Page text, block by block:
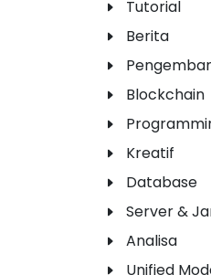
Tutorial
Berita
Blockchain
Kreatif
Database
Server &
Analisa
Unified